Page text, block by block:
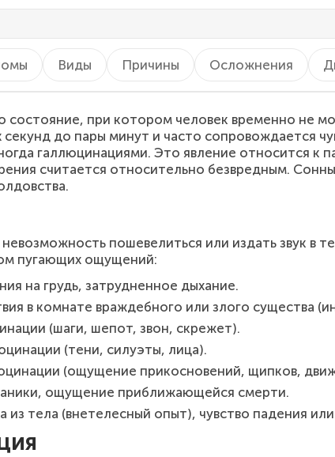
Виды Причины Осложнения
состояние, при котором человек временно не
секунд до пары минут и часто сопровождается
галлюцинациями. Это явление относится
считается относительно безвредным.
пошевелиться или издать звук в
пугающих ощущений:
на грудь, затрудненное дыхание.
в комнате враждебного или злого существа
(шаги, шепот, звон, скрежет).
(тени, силуэты, лица).
(ощущение прикосновений, щипков,
ощущение приближающейся смерти.
тела (внетелесный опыт), чувство падения